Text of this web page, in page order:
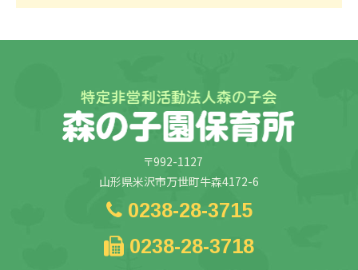
ー
〒992-1127
山形県米沢市万世町牛森4172-6
0238-28-3715
0238-28-3718